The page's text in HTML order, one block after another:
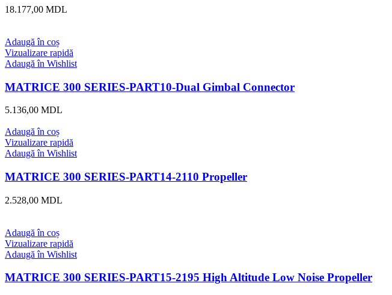
18.177,00 MDL
Adaugă în coș
Vizualizare rapidă
Adaugă în Wishlist
MATRICE 300 SERIES-PART10-Dual Gimbal Connector
5.136,00 MDL
Adaugă în coș
Vizualizare rapidă
Adaugă în Wishlist
MATRICE 300 SERIES-PART14-2110 Propeller
2.528,00 MDL
Adaugă în coș
Vizualizare rapidă
Adaugă în Wishlist
MATRICE 300 SERIES-PART15-2195 High Altitude Low Noise Propeller